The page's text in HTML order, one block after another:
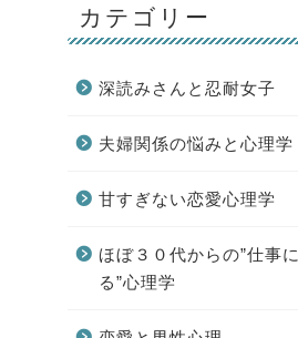
カテゴリー
深読みさんと忍耐女子
夫婦関係の悩みと心理学
甘すぎない恋愛心理学
ほぼ３０代からの”仕事
る”心理学